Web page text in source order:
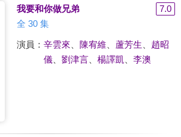
我要和你做兄弟
7.0
全 30 集
演員： 辛雲來 陳宥維、 蘆芳生
趙昭
儀、 劉津言、 楊譯凱 李澳